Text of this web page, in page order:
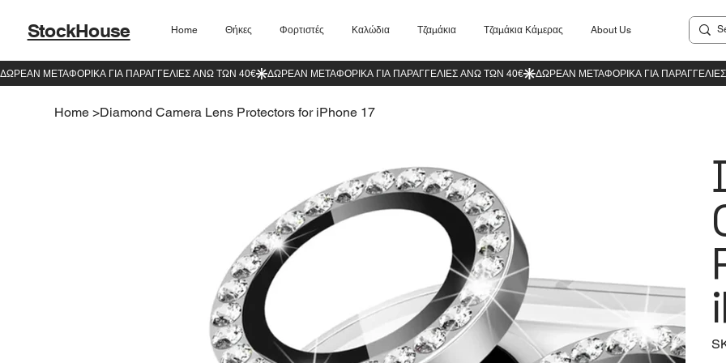
StockHouse Home Θήκες Φορτιστές Καλώδια Τζαμάκια Τζαμάκια Κάμερας About Us
Home >Diamond Camera Lens Protectors for iPhone 17